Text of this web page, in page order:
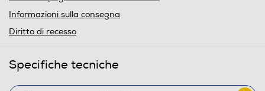
Informazioni sulla consegna
Diritto di recesso
Specifiche tecniche